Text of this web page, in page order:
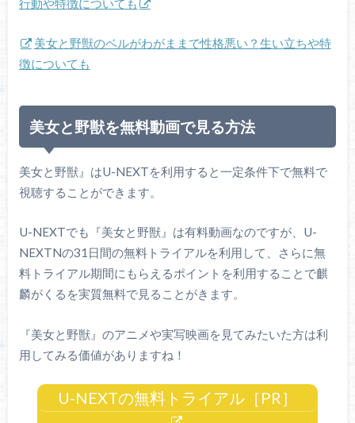
美女と野獣のベルがわがままで性格悪い？生い立ちや特
徴についても
美女と野獣を無料動画で見る方法
美女と野獣』はU-NEXTを利用すると一定条件下で無料で
視聴することができます。
U-NEXTでも『美女と野獣』は有料動画なのですが、U-
NEXTNの31日間の無料トライアルを利用して、さらに無
料トライアル期間にもらえるポイントを利用することで麒
麟がくるを実質無料で見ることがきます。
『美女と野獣』のアニメや実写映画を見てみたいた方は利
用してみる価値がありますね！
U-NEXTの無料トライアル［PR］